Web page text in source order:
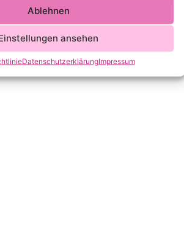
Ablehnen
ansehen
DatenschutzerklärungImpressum